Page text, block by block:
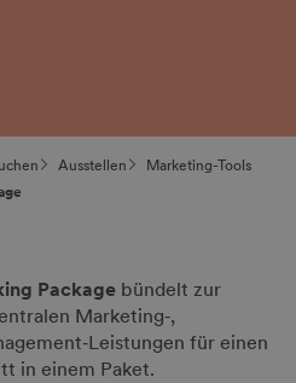
Ausstellen
Marketing-Tools
Package bündelt zur
Marketing‑,
für einen
in einem Paket.